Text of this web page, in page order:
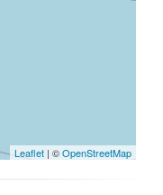
Leaflet | ©OpenStreetMap